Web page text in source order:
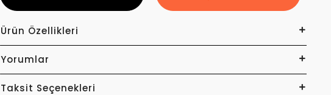
Ürün Özellikleri
Yorumlar
Taksit Seçenekleri